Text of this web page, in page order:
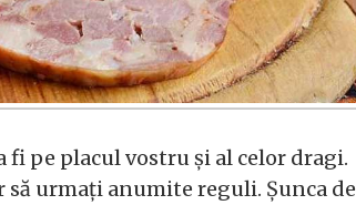
fi pe placul vostru și al celor dragi.
urmați anumite reguli. Șunca de